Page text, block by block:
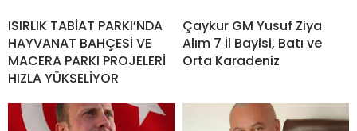
ISIRLIK TABİAT PARKI’NDA
HAYVANAT BAHÇESİ VE
MACERA PARKI PROJELERİ
HIZLA YÜKSELİYOR
Çaykur GM Yusuf Ziya
Alım 7 İl Bayisi, Batı ve
Orta Karadeniz